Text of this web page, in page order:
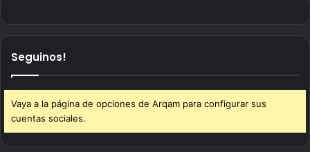
Seguinos!
Vaya a la página de opciones de Arqam para configurar sus
cuentas sociales.